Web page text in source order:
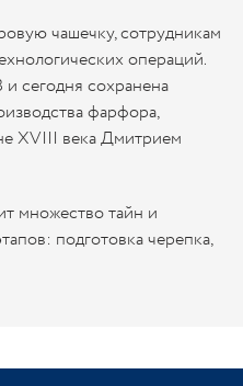
чашечку, сотрудникам
операций.
сегодня сохранена
фарфора,
ХVIII века Дмитрием
множество тайн и
подготовка черепка,